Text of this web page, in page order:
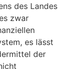
des Landes
zwar
es lässt
der